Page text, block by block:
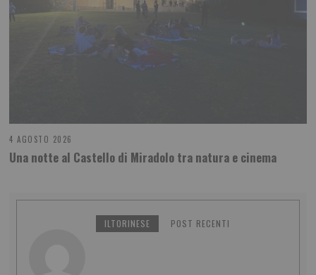
4 AGOSTO 2026
Una notte al Castello di Miradolo tra natura e cinema
ILTORINESE POST RECENTI